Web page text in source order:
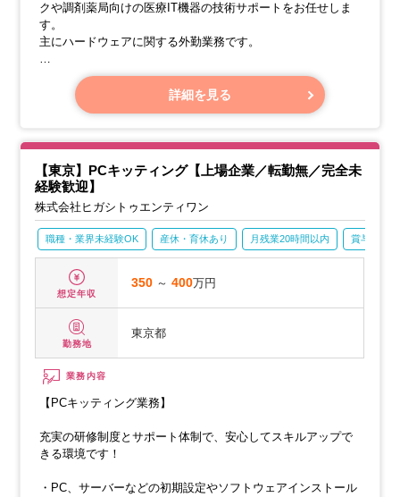
クや調剤薬局向けの医療IT機器の技術サポートをお任せしま
す。
主にハードウェアに関する外勤業務です。
【業務詳細】
・機器設置とネットワーク設定
詳細を見る
【東京】PCキッティング【上場企業／転勤無／完全未
経験歓迎】
株式会社ヒガシトゥエンティワン
職種・業界未経験OK 産休・育休あり 月残業20時間以内 賞与あり
想定年収
350 ～400万円
勤務地
東京都
業務内容
【PCキッティング業務】
充実の研修制度とサポート体制で、安心してスキルアップで
きる環境です！
・PC、サーバーなどの初期設定やソフトウェアインストール